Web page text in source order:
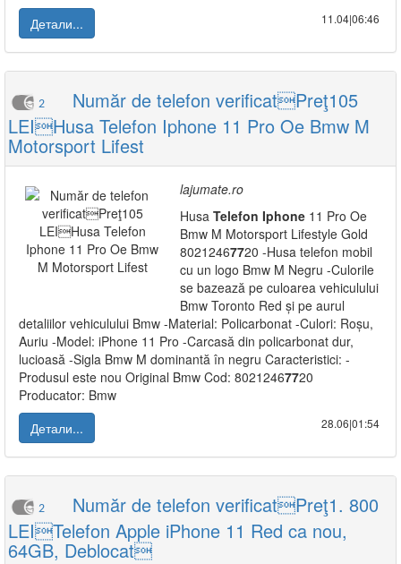
Детали...
11.04|06:46
2
Număr de telefon verificatPreţ105
LEIHusa Telefon Iphone 11 Pro Oe Bmw M
Motorsport Lifest
lajumate.ro
Husa Telefon Iphone 11 Pro Oe
Bmw M Motorsport Lifestyle Gold
80212467720 -Husa telefon mobil
cu un logo Bmw M Negru -Culorile
se bazează pe culoarea vehiculului
Bmw Toronto Red și pe aurul
detaliilor vehiculului Bmw -Material: Policarbonat -Culori: Roșu,
Auriu -Model: iPhone 11 Pro -Carcasă din policarbonat dur,
lucioasă -Sigla Bmw M dominantă în negru Caracteristici: -
Produsul este nou Original Bmw Cod: 80212467720
Producator: Bmw
Детали...
28.06|01:54
2
Număr de telefon verificatPreţ1. 800
LEITelefon Apple iPhone 11 Red ca nou,
64GB, Deblocat